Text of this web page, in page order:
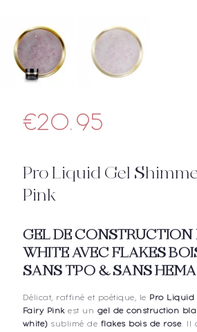
€20.95
Pro Liquid Gel
Pink
GEL DE CONSTRUCTION
WHITE AVEC FLAKES
SANS TPO & SANS HEMA
Délicat, raffiné et poétique, le
Pro Liquid
Fairy Pinkest un gel de construction
white)sublimé de flakes bois de rose. Il